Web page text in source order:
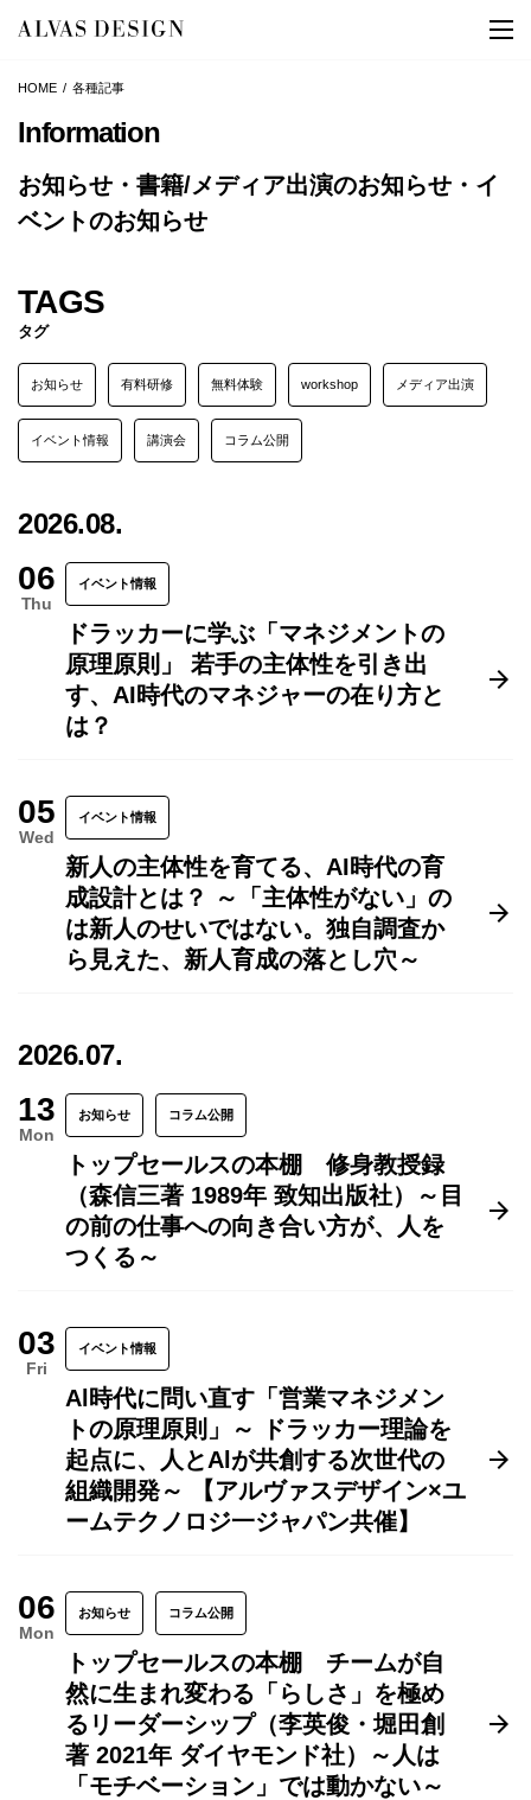
HOME 各種記事
Information
お知らせ・書籍/メディア出演のお知らせ・イ
ベントのお知らせ
TAGS
タグ
お知らせ 有料研修 無料体験 workshop メディア出演
イベント情報 講演会 コラム公開
2026.08.
06
Thu
イベント情報
ドラッカーに学ぶ「マネジメントの
原理原則」 若手の主体性を引き出
す、AI時代のマネジャーの在り方と
は？
05
Wed
イベント情報
新人の主体性を育てる、AI時代の育
成設計とは？ ～「主体性がない」の
は新人のせいではない。独自調査か
ら見えた、新人育成の落とし穴～
2026.07.
13
Mon
お知らせ コラム公開
トップセールスの本棚 修身教授録
（森信三著 1989年 致知出版社）～目
の前の仕事への向き合い方が、人を
つくる～
03
Fri
イベント情報
Al時代に問い直す「営業マネジメン
トの原理原則」～ ドラッカー理論を
起点に、人とAlが共創する次世代の
組織開発～ 【アルヴァスデザイン×ユ
ームテクノロジ一ジャパン共催】
06
Mon
お知らせ コラム公開
トップセールスの本棚 チームが自
然に生まれ変わる「らしさ」を極め
るリーダーシップ（李英俊・堀田創
著 2021年 ダイヤモンド社）～人は
「モチベーション」では動かない～